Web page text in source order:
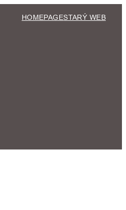
HOMEPAGESTARÝ WEB